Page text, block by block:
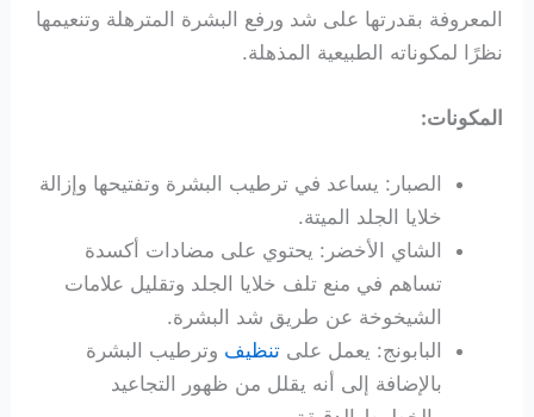
المعروفة بقدرتها على شد ورفع البشرة المترهلة وتنعيمها
نظرًا لمكوناته الطبيعية المذهلة.
المكونات:
الصبار: يساعد في ترطيب البشرة وتفتيحها وإزالة
خلايا الجلد الميتة.
الشاي الأخضر: يحتوي على مضادات أكسدة
تساهم في منع تلف خلايا الجلد وتقليل علامات
الشيخوخة عن طريق شد البشرة.
البابونج: يعمل علىتنظيف وترطيب البشرة
بالإضافة إلى أنه يقلل من ظهور التجاعيد